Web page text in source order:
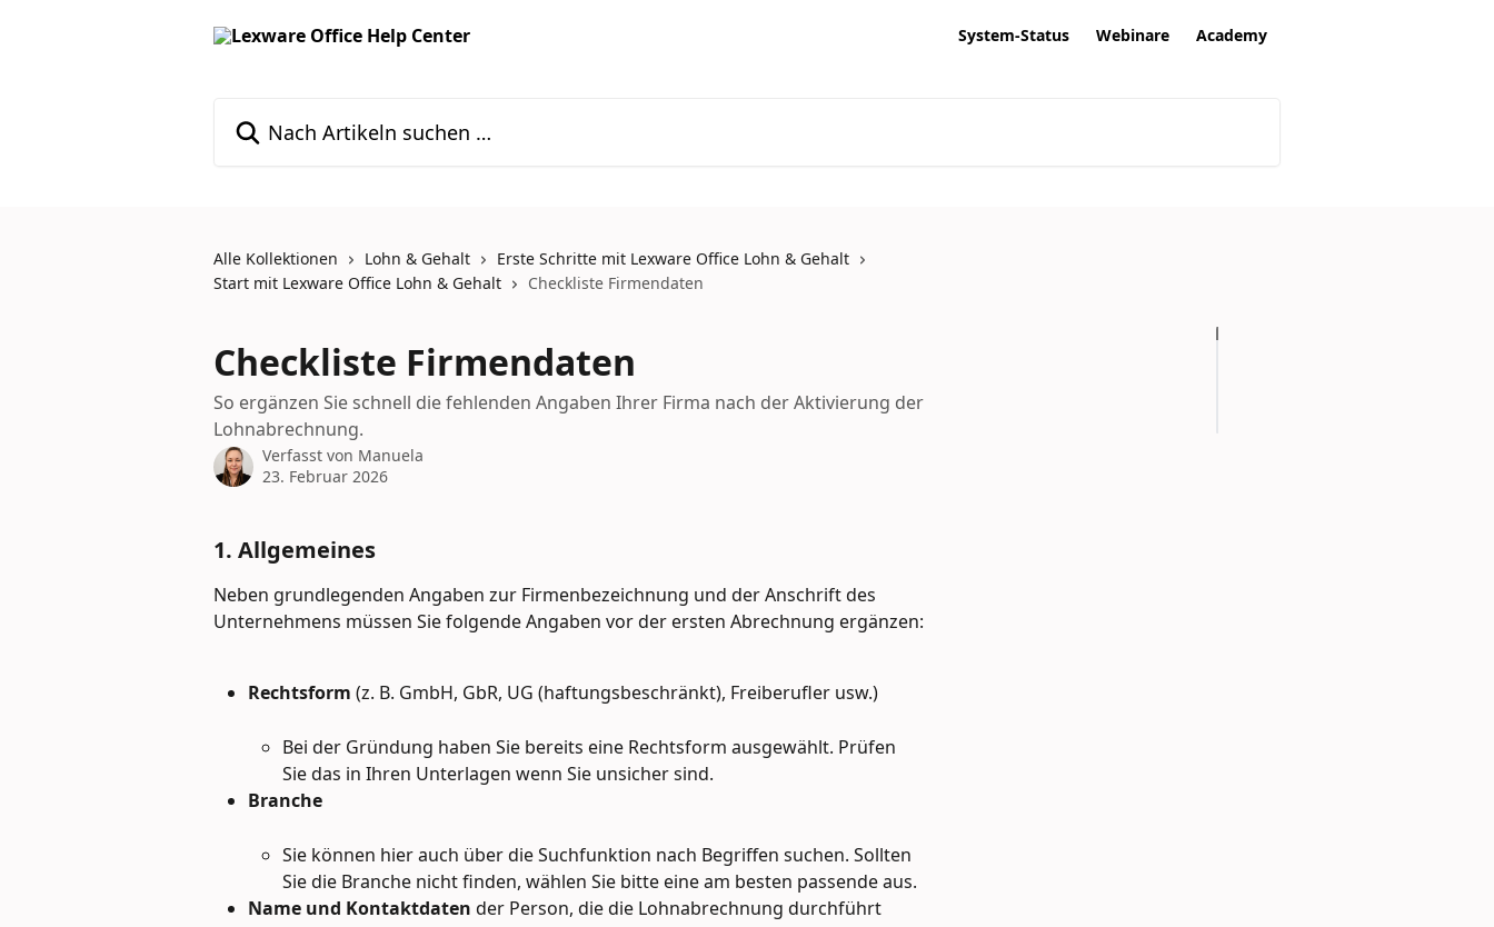
System-Status Webinare Academy
Alle Kollektionen Lohn & Gehalt
Erste Schritte mit Lexware Office Lohn & Gehalt
Start mit Lexware Office Lohn & Gehalt
Checkliste Firmendaten
Checkliste Firmendaten
So ergänzen Sie schnell die fehlenden Angaben Ihrer Firma nach der Aktivierung der
Lohnabrechnung.
Verfasst von Manuela
23. Februar 2026
1. Allgemeines
Neben grundlegenden Angaben zur Firmenbezeichnung und der Anschrift des
Unternehmens müssen Sie folgende Angaben vor der ersten Abrechnung ergänzen:
Rechtsform (z. B. GmbH, GbR, UG (haftungsbeschränkt), Freiberufler usw.)
Bei der Gründung haben Sie bereits eine Rechtsform ausgewählt. Prüfen
Sie das in Ihren Unterlagen wenn Sie unsicher sind.
Branche
Sie können hier auch über die Suchfunktion nach Begriffen suchen. Sollten
Sie die Branche nicht finden, wählen Sie bitte eine am besten passende aus.
Name und Kontaktdaten der Person, die die Lohnabrechnung durchführt